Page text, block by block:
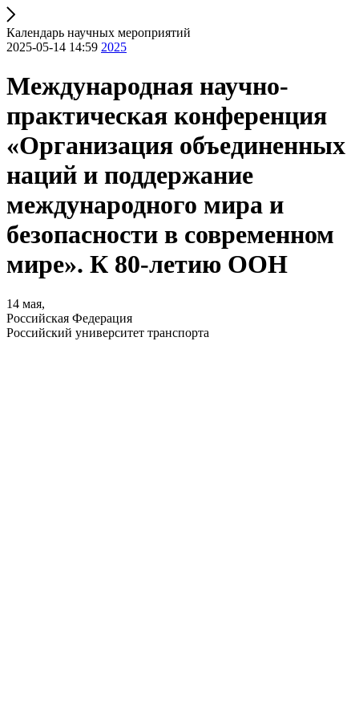
Календарь научных мероприятий
2025-05-14 14:59 2025
Международная научно-
практическая конференция
«Организация объединенных
наций и поддержание
международного мира и
безопасности в современном
мире». К 80-летию ООН
14 мая,
Российская Федерация
Российский университет транспорта